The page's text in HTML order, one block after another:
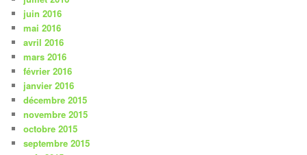
juin 2016
mai 2016
avril 2016
mars 2016
février 2016
janvier 2016
décembre 2015
novembre 2015
octobre 2015
septembre 2015